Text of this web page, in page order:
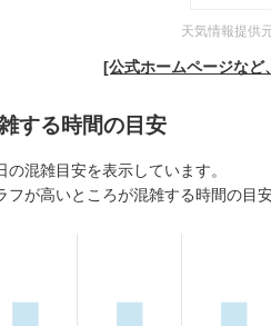
天気情報提供
[公式ホームページなど
する時間の目安
の混雑目安を表示しています。
フが高いところが混雑する時間の目安